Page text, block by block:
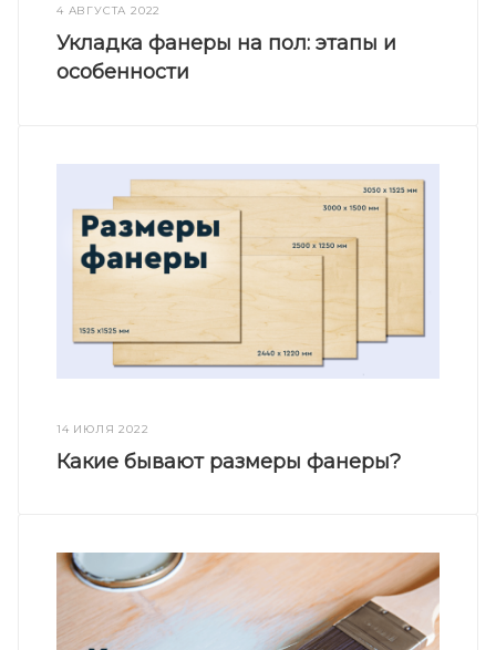
4 АВГУСТА 2022
Укладка фанеры на пол: этапы и
особенности
14 ИЮЛЯ 2022
Какие бывают размеры фанеры?